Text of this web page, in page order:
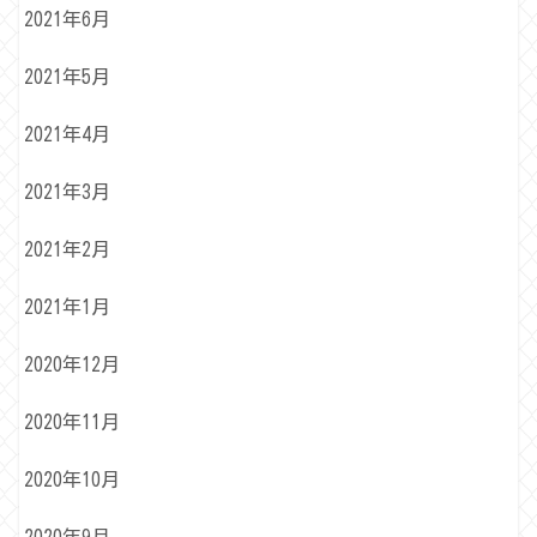
2021年6月
2021年5月
2021年4月
2021年3月
2021年2月
2021年1月
2020年12月
2020年11月
2020年10月